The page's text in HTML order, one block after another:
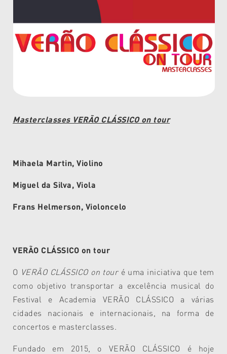
Masterclasses VERÃO CLÁSSICO on tour
Mihaela Martin, Violino
Miguel da Silva, Viola
Frans Helmerson, Violoncelo
VERÃO CLÁSSICO on tour
O VERÃO CLÁSSICO on tour é uma iniciativa que tem
como objetivo transportar a excelência musical do
Festival e Academia VERÃO CLÁSSICO a várias
cidades nacionais e internacionais, na forma de
concertos e masterclasses.
Fundado em 2015, o VERÃO CLÁSSICO é hoje